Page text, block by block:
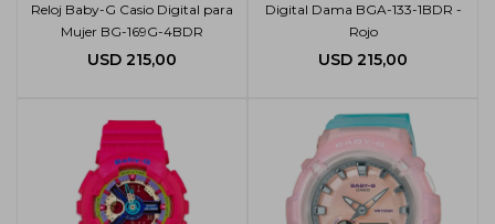
Reloj Baby-G Casio Digital para
Mujer BG-169G-4BDR
USD 215,00
Digital Dama BGA-133-1BDR -
Rojo
USD 215,00